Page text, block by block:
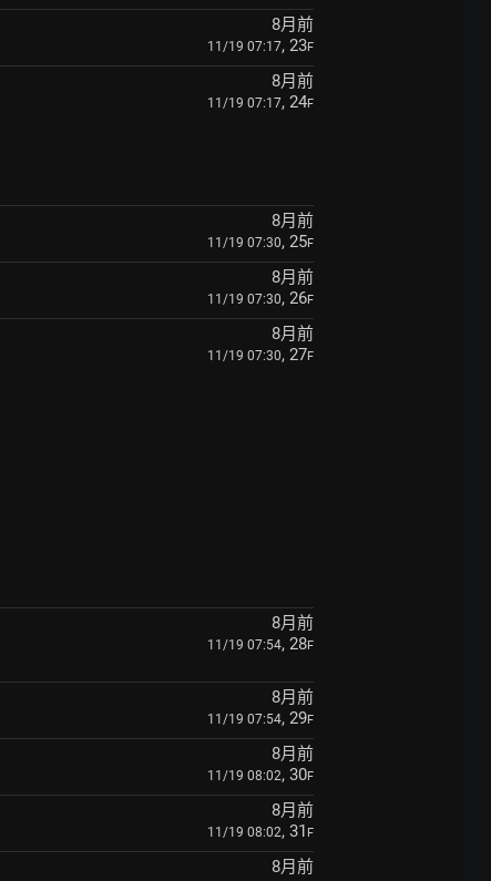
8月前
11/19 07:17, 23F
8月前
11/19 07:17, 24F
8月前
11/19 07:30, 25F
8月前
11/19 07:30, 26F
8月前
11/19 07:30, 27F
8月前
11/19 07:54, 28F
8月前
11/19 07:54, 29F
8月前
11/19 08:02, 30F
8月前
11/19 08:02, 31 F
8月前